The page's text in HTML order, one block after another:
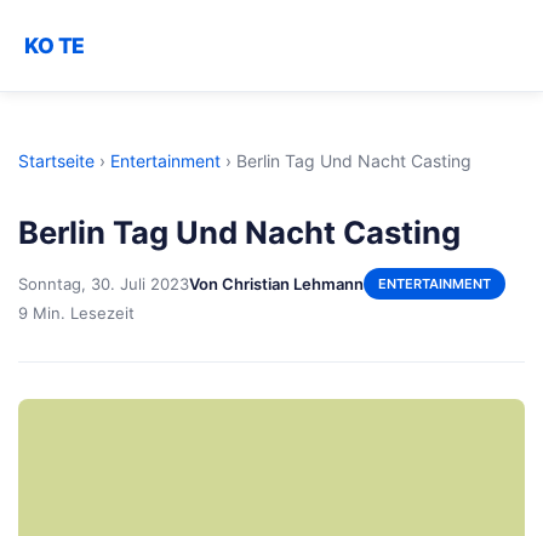
KO TE
Startseite › Entertainment › Berlin Tag Und Nacht Casting
Berlin Tag Und Nacht Casting
Sonntag, 30. Juli 2023Von Christian Lehmann ENTERTAINMENT
9 Min. Lesezeit